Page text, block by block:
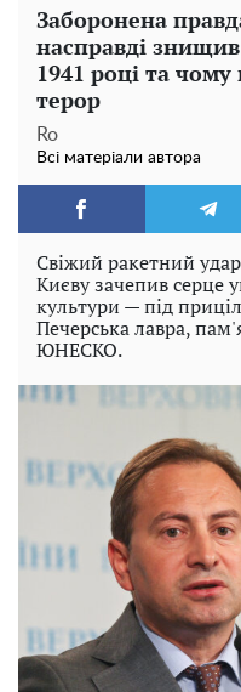
Заборонена
насправді
1941 році та
терор
Ro
Всі матеріали автора
Свіжий ракетний
Києву зачепив серце
культури — під
Печерська лавра,
ЮНЕСКО.